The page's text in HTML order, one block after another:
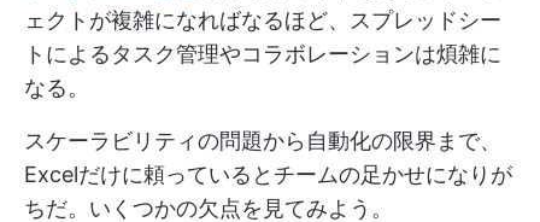
ェクトが複雑になればなるほど、スプレッドシー
トによるタスク管理やコラボレーションは煩雑に
なる。
スケーラビリティの問題から自動化の限界まで、
Excelだけに頼っているとチームの足かせになりが
ちだ。いくつかの欠点を見てみよう。